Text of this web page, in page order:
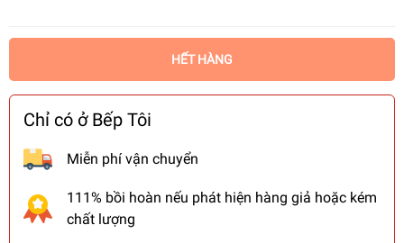
HẾT HÀNG
Chỉ có ở Bếp Tôi
Miễn phí vận chuyển
111% bồi hoàn nếu phát hiện hàng giả hoặc kém
chất lượng